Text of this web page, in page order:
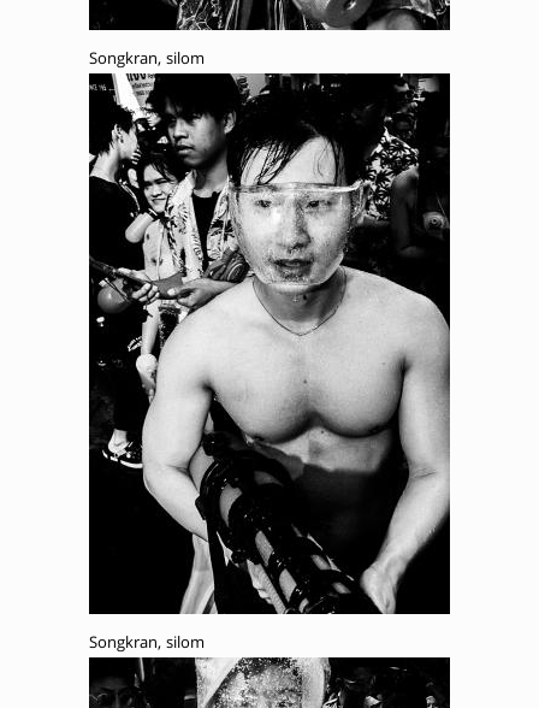
Songkran, silom
Songkran, silom